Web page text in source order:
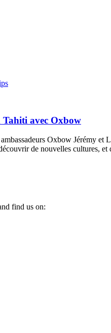
Tahiti avec Oxbow
Oxbow Jérémy
de nouvelles cultures,
find us on: